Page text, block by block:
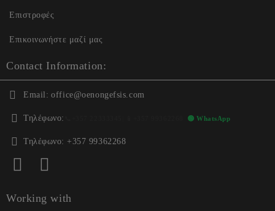
Επιστροφές
Επικοινωνήστε μαζί μας
Contact Information:
Email: office@oenongefsis.com
Τηλέφωνο: 🟢 WhatsApp
Τηλέφωνο: +357 99362268
Working with